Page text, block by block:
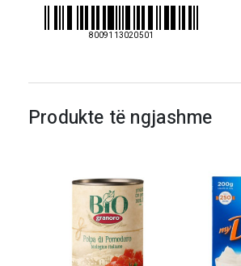
virgjer
ml
8009113020501
Produkte të ngjashme